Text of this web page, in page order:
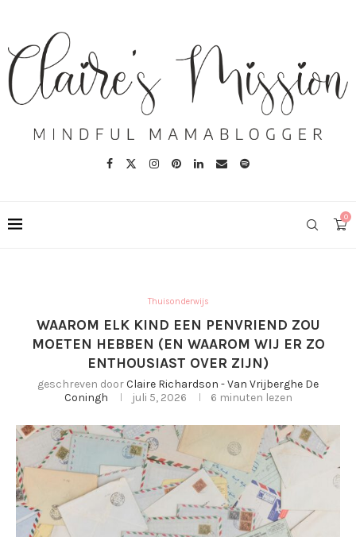
0
Thuisonderwijs
WAAROM ELK KIND EEN PENVRIEND ZOU
MOETEN HEBBEN (EN WAAROM WIJ ER ZO
ENTHOUSIAST OVER ZIJN)
geschreven doorClaire Richardson - Van Vrijberghe De
Coningh
juli 5, 2026 6 minuten lezen